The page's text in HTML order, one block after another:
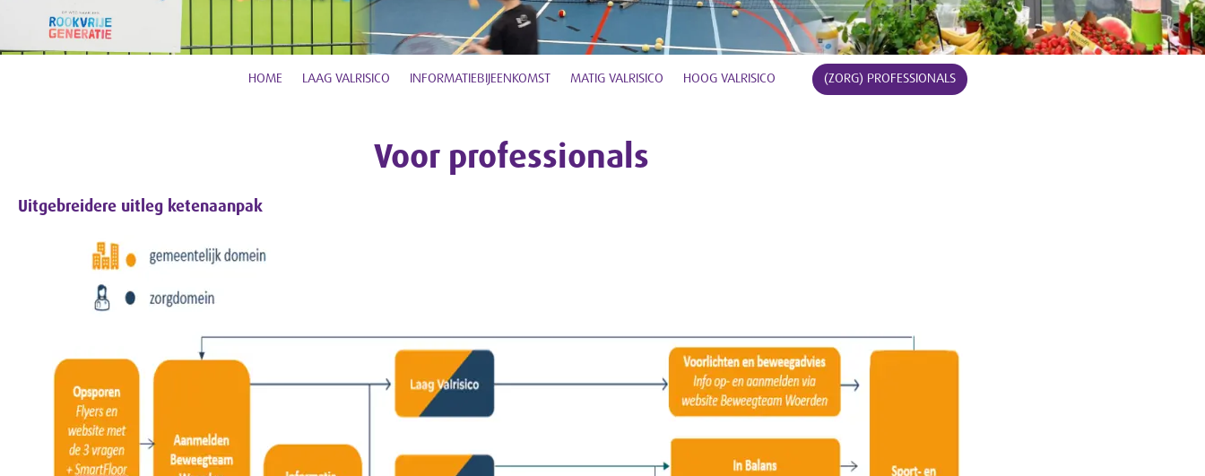
HOME LAAG VALRISICO INFORMATIEBIJEENKOMST MATIG VALRISICO HOOG VALRISICO (ZORG) PROFESSIONALS
Voor professionals
Uitgebreidere uitleg ketenaanpak